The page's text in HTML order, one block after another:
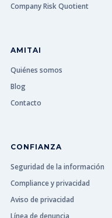
Company Risk Quotient
AMITAI
Quiénes somos
Blog
Contacto
CONFIANZA
Seguridad de la información
Compliance y privacidad
Aviso de privacidad